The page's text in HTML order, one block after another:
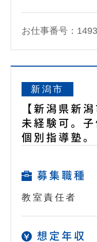
お仕事番号：
新潟市
【新潟県新
未経験可。
個別指導塾。
募集職種
教室責任者
想定年収